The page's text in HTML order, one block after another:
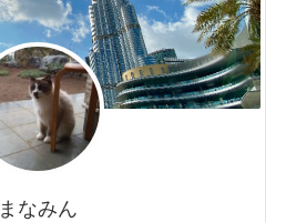
まなみん